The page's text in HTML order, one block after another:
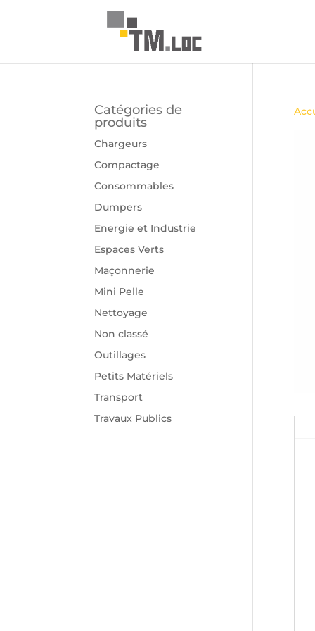
Catégories de
produits
Chargeurs
Compactage
Consommables
Dumpers
Energie et Industrie
Espaces Verts
Maçonnerie
Mini Pelle
Nettoyage
Non classé
Outillages
Petits Matériels
Transport
Travaux Publics